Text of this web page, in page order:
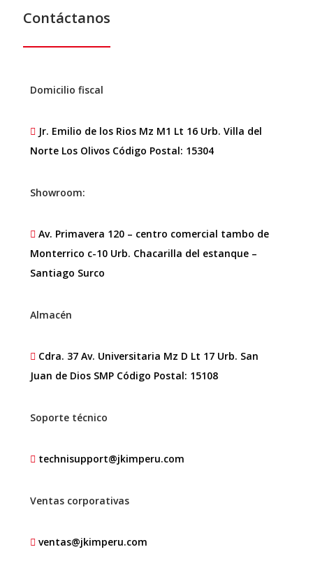
Contáctanos
Domicilio fiscal
Jr. Emilio de los Rios Mz M1 Lt 16 Urb. Villa del
Norte Los Olivos Código Postal: 15304
Showroom:
Av. Primavera 120 – centro comercial tambo de
Monterrico c-10 Urb. Chacarilla del estanque –
Santiago Surco
Almacén
Cdra. 37 Av. Universitaria Mz D Lt 17 Urb. San
Juan de Dios SMP Código Postal: 15108
Soporte técnico
technisupport@jkimperu.com
Ventas corporativas
ventas@jkimperu.com